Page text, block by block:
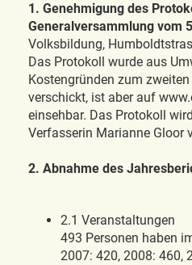
1. Genehmigung des
Generalversammlung vom
Volksbildung,
Das Protokoll wurde aus
Kostengründen zum
verschickt, ist aber auf
einsehbar. Das Protokoll
Verfasserin Marianne Gloor
2. Abnahme des
2.1 Veranstaltungen
493 Personen haben
2007: 420, 2008: 460,